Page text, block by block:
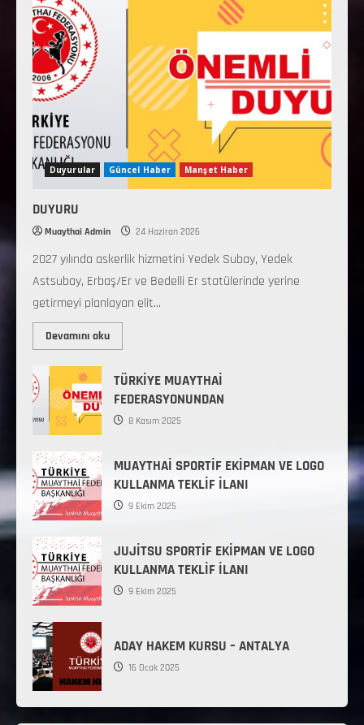
Duyurular Güncel Haber Manşet Haber
DUYURU
Muaythai Admin 24 Haziran 2026
2027 yılında askerlik hizmetini Yedek Subay, Yedek
Astsubay, Erbaş/Er ve Bedelli Er statülerinde yerine
getirmeyi planlayan elit...
Devamını oku
TÜRKİYE MUAYTHAİ
FEDERASYONUNDAN
8 Kasım 2025
MUAYTHAİ SPORTİF EKİPMAN VE LOGO
KULLANMA TEKLİF İLANI
9 Ekim 2025
JUJİTSU SPORTİF EKİPMAN VE LOGO
KULLANMA TEKLİF İLANI
9 Ekim 2025
ADAY HAKEM KURSU – ANTALYA
16 Ocak 2025